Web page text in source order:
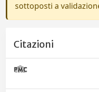
sottoposti a
Citazioni